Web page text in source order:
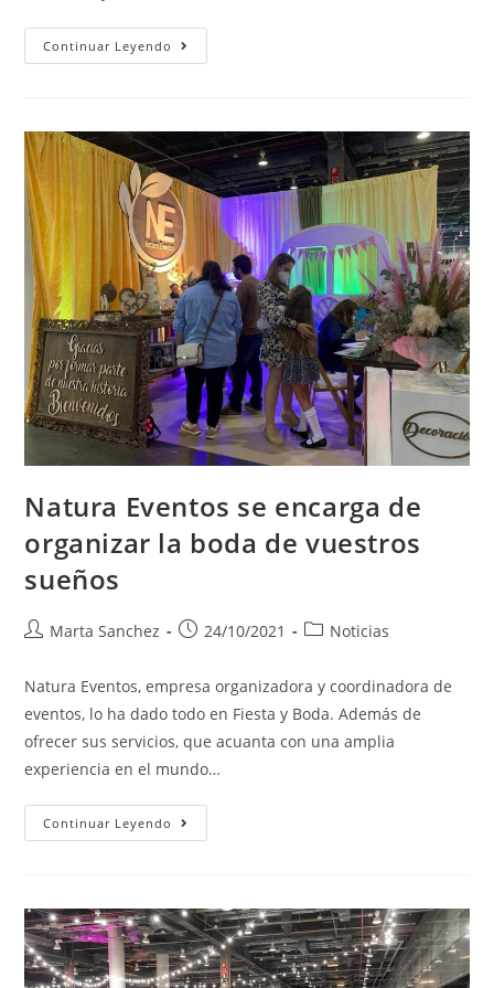
Continuar Leyendo
Natura Eventos se encarga de
organizar la boda de vuestros
sueños
Marta Sanchez 24/10/2021 Noticias
Natura Eventos, empresa organizadora y coordinadora de
eventos, lo ha dado todo en Fiesta y Boda. Además de
ofrecer sus servicios, que acuanta con una amplia
experiencia en el mundo…
Continuar Leyendo